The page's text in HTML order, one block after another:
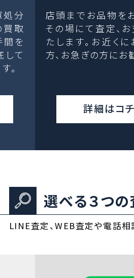
処分
取
間を
して
。
店頭までお品物を
その場にて査定、
たします。お近く
方、お急ぎの方にお
詳細はコ
選べる３つ
LINE査定、WEB査定や電話相